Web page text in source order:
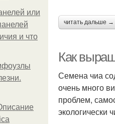
или
и что
читать дальше →
Как
Семена чиа
очень много
проблем,
экологически